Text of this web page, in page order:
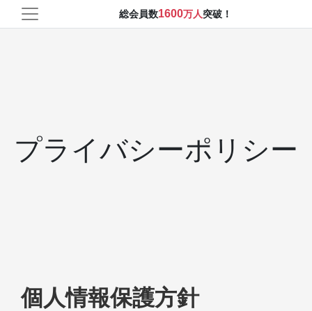
総会員数1600万人突破！
プライバシーポリシー
個人情報保護方針